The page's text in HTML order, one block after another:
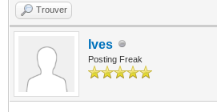
Trouver
Ives
Posting Freak